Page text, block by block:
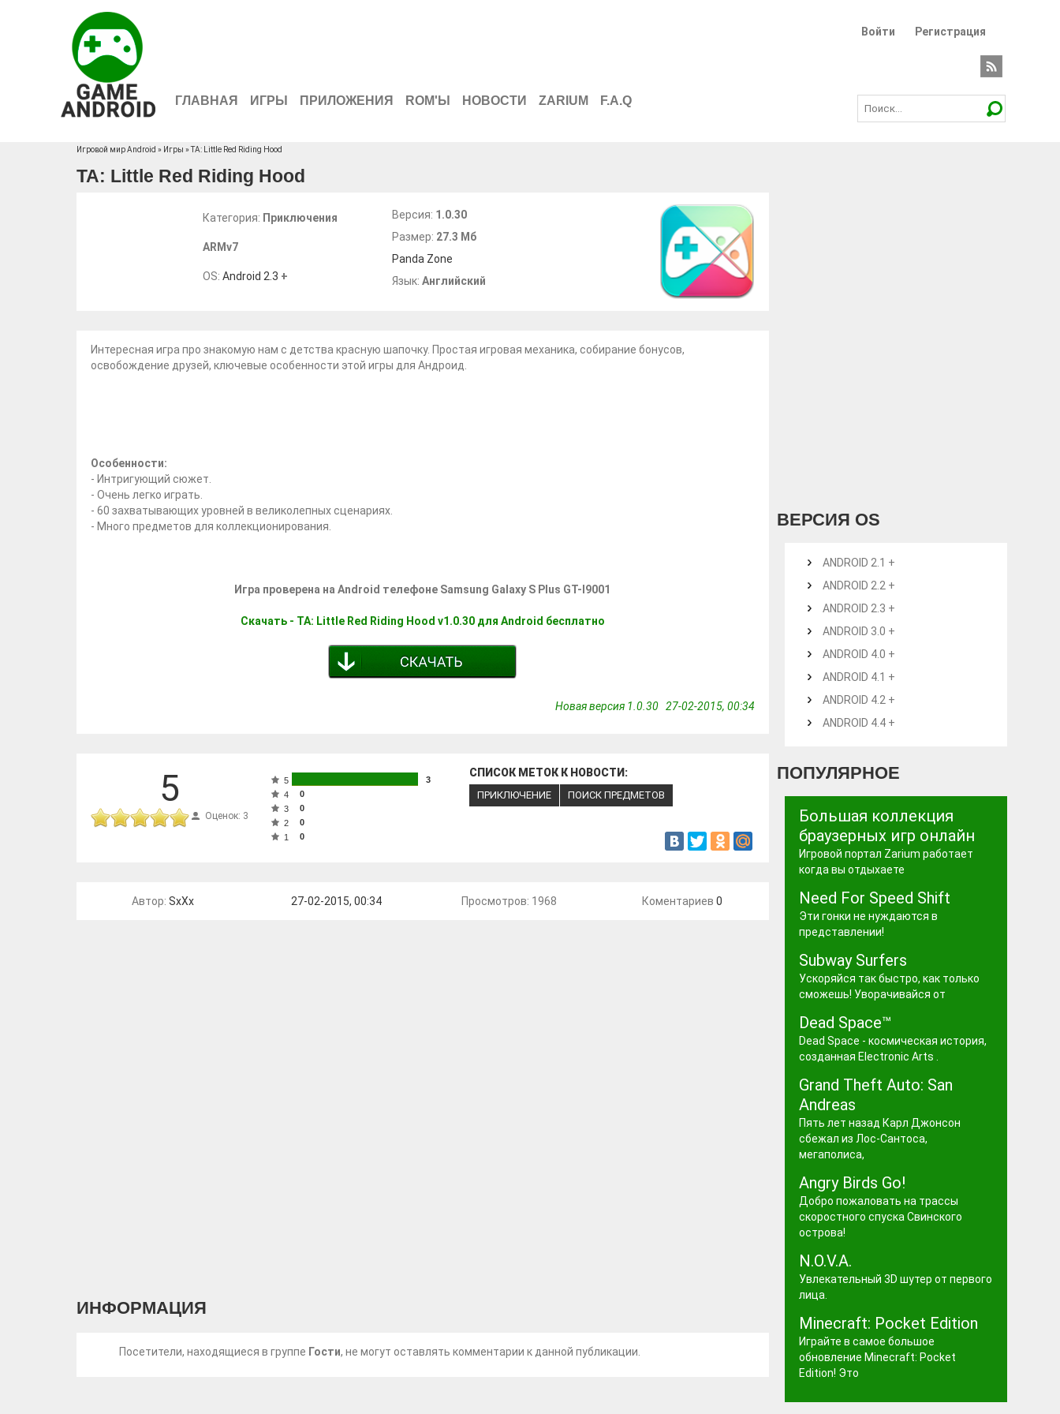
Войти Регистрация
ГЛАВНАЯ ИГРЫ ПРИЛОЖЕНИЯ ROM'Ы НОВОСТИ ZARIUM F.A.Q
Игровой мир Android » Игры » TA: Little Red Riding Hood
TA: Little Red Riding Hood
Категория: Приключения
ARMv7
OS: Android 2.3 +
Версия: 1.0.30
Размер: 27.3 Мб
Panda Zone
Язык: Английский
Интересная игра про знакомую нам с детства красную шапочку. Простая игровая механика, собирание бонусов,
освобождение друзей, ключевые особенности этой игры для Андроид.
Особенности:
- Интригующий сюжет.
- Очень легко играть.
- 60 захватывающих уровней в великолепных сценариях.
- Много предметов для коллекционирования.
Игра проверена на Android телефоне Samsung Galaxy S Plus GT-I9001
Скачать - TA: Little Red Riding Hood v1.0.30 для Android бесплатно
Новая версия 1.0.30 27-02-2015, 00:34
5
Оценок: 3
5
3
4
0
3
0
2
0
1
0
СПИСОК МЕТОК К НОВОСТИ:
ПРИКЛЮЧЕНИЕ ПОИСК ПРЕДМЕТОВ
Автор:SxXx 27-02-2015, 00:34 Просмотров: 1968 Коментариев 0
ИНФОРМАЦИЯ
Посетители, находящиеся в группе Гости, не могут оставлять комментарии к данной публикации.
ВЕРСИЯ OS
ANDROID 2.1 +
ANDROID 2.2 +
ANDROID 2.3 +
ANDROID 3.0 +
ANDROID 4.0 +
ANDROID 4.1 +
ANDROID 4.2 +
ANDROID 4.4 +
ПОПУЛЯРНОЕ
Большая коллекция
браузерных игр онлайн
Игровой портал Zarium работает
когда вы отдыхаете
Need For Speed Shift
Эти гонки не нуждаются в
представлении!
Subway Surfers
Ускоряйся так быстро, как только
сможешь! Уворачивайся от
Dead Space™
Dead Space - космическая история,
созданная Electronic Arts .
Grand Theft Auto: San
Andreas
Пять лет назад Карл Джонсон
сбежал из Лос-Сантоса,
мегаполиса,
Angry Birds Go!
Добро пожаловать на трассы
скоростного спуска Свинского
острова!
N.O.V.A.
Увлекательный 3D шутер от первого
лица.
Minecraft: Pocket Edition
Играйте в самое большое
обновление Minecraft: Pocket
Edition! Это